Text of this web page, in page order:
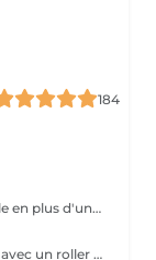
184
Traitement d'une zone, uniquement réservable en plus d'un soin nettoyant HILIFT : appareil haute technologie combinant la cryothérapie et la radiofréquence dernière génération. Pour une peau liftée, raffermie, réduit les poches et cernes, élimine résultats durables
Comme le microneedling, le BB glow s'utilise avec un roller ou un stylo doté de nano-aiguilles plus fines qui font pénétrer un sérum, cette fois-ci teinté. Compatible à tout profil cutané, ce soin esthétique permet de masquer les imperfections, d'unifier le teint et d'hydrater la peau.